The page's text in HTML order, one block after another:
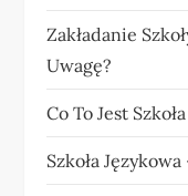
Zakładanie
Uwagę?
Co To Jest
Szkoła